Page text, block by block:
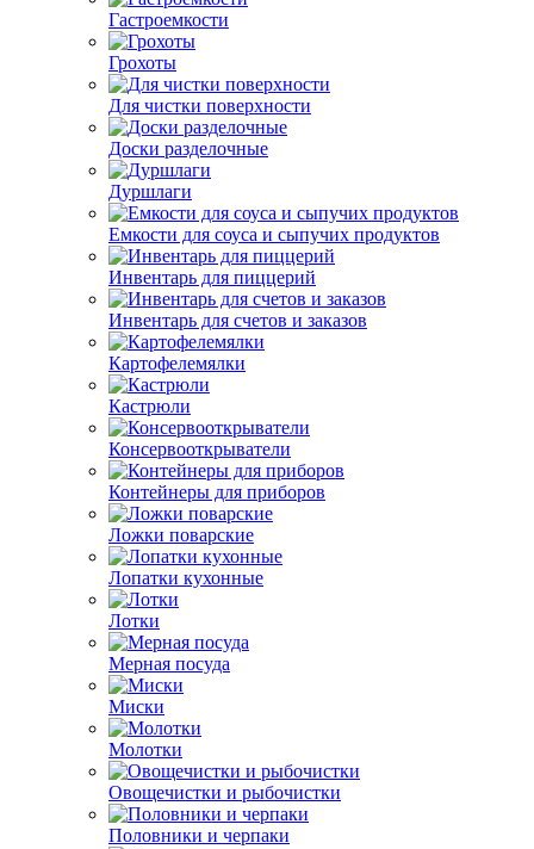
Гастроемкости
Грохоты
Для чистки поверхности
Доски разделочные
Дуршлаги
Емкости для соуса и сыпучих продуктов
Инвентарь для пиццерий
Инвентарь для счетов и заказов
Картофелемялки
Кастрюли
Консервооткрыватели
Контейнеры для приборов
Ложки поварские
Лопатки кухонные
Лотки
Мерная посуда
Миски
Молотки
Овощечистки и рыбочистки
Половники и черпаки